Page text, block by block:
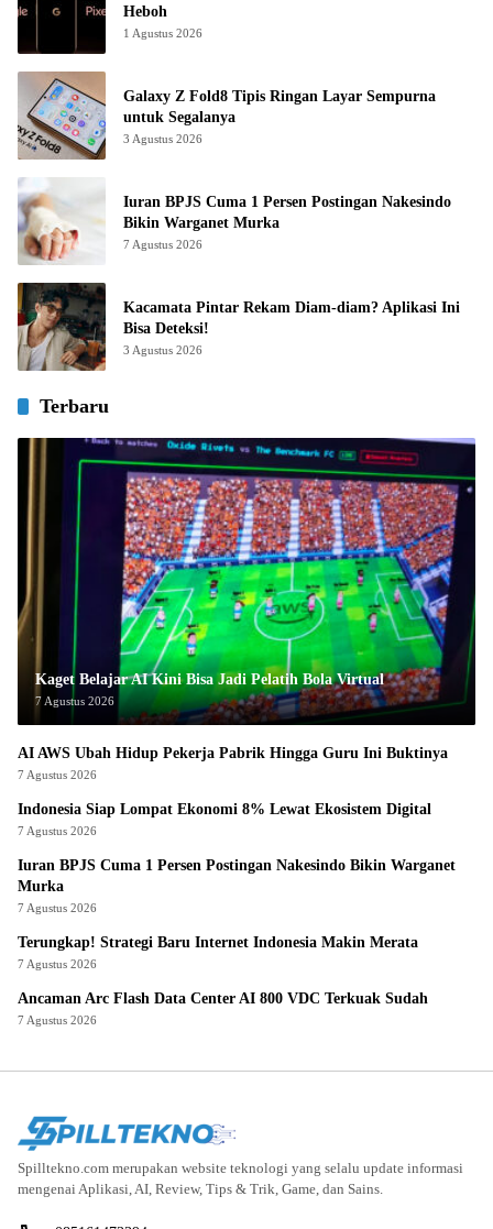
Heboh
1 Agustus 2026
Galaxy Z Fold8 Tipis Ringan Layar Sempurna
untuk Segalanya
3 Agustus 2026
Iuran BPJS Cuma 1 Persen Postingan Nakesindo
Bikin Warganet Murka
7 Agustus 2026
Kacamata Pintar Rekam Diam-diam? Aplikasi Ini
Bisa Deteksi!
3 Agustus 2026
Terbaru
Kaget Belajar AI Kini Bisa Jadi Pelatih Bola Virtual
7 Agustus 2026
AI AWS Ubah Hidup Pekerja Pabrik Hingga Guru Ini Buktinya
7 Agustus 2026
Indonesia Siap Lompat Ekonomi 8% Lewat Ekosistem Digital
7 Agustus 2026
Iuran BPJS Cuma 1 Persen Postingan Nakesindo Bikin Warganet
Murka
7 Agustus 2026
Terungkap! Strategi Baru Internet Indonesia Makin Merata
7 Agustus 2026
Ancaman Arc Flash Data Center AI 800 VDC Terkuak Sudah
7 Agustus 2026
Spilltekno.com merupakan website teknologi yang selalu update informasi
mengenai Aplikasi, AI, Review, Tips & Trik, Game, dan Sains.